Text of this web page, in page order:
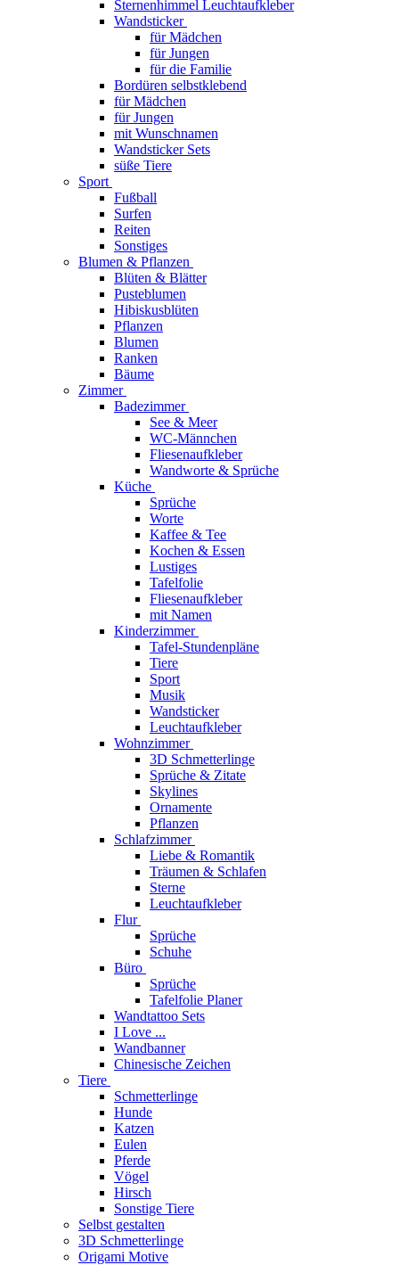
Sternenhimmel Leuchtaufkleber
Wandsticker
für Mädchen
für Jungen
für die Familie
Bordüren selbstklebend
für Mädchen
für Jungen
mit Wunschnamen
Wandsticker Sets
süße Tiere
Sport
Fußball
Surfen
Reiten
Sonstiges
Blumen & Pflanzen
Blüten & Blätter
Pusteblumen
Hibiskusblüten
Pflanzen
Blumen
Ranken
Bäume
Zimmer
Badezimmer
See & Meer
WC-Männchen
Fliesenaufkleber
Wandworte & Sprüche
Küche
Sprüche
Worte
Kaffee & Tee
Kochen & Essen
Lustiges
Tafelfolie
Fliesenaufkleber
mit Namen
Kinderzimmer
Tafel-Stundenpläne
Tiere
Sport
Musik
Wandsticker
Leuchtaufkleber
Wohnzimmer
3D Schmetterlinge
Sprüche & Zitate
Skylines
Ornamente
Pflanzen
Schlafzimmer
Liebe & Romantik
Träumen & Schlafen
Sterne
Leuchtaufkleber
Flur
Sprüche
Schuhe
Büro
Sprüche
Tafelfolie Planer
Wandtattoo Sets
I Love ...
Wandbanner
Chinesische Zeichen
Tiere
Schmetterlinge
Hunde
Katzen
Eulen
Pferde
Vögel
Hirsch
Sonstige Tiere
Selbst gestalten
3D Schmetterlinge
Origami Motive